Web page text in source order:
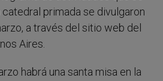
catedral primada se divulgaron
a través del sitio web del
Aires.
habrá una santa misa en la